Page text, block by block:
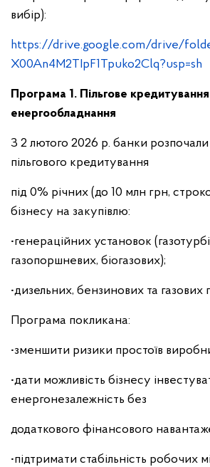
вибір):
https://drive.google.com/drive/
X00An4M2TIpF1Tpuko2Clq?usp=sh
Програма 1. Пільгове
енергообладнання
З 2 лютого 2026 р. банки
пільгового кредитування
під 0% річних (до 10 млн грн,
бізнесу на закупівлю:
•генераційних установок
газопоршневих, біогазових);
•дизельних, бензинових та газових
Програма покликана:
•зменшити ризики простоїв
•дати можливість бізнесу
енергонезалежність без
додаткового фінансового
•підтримати стабільність робочих